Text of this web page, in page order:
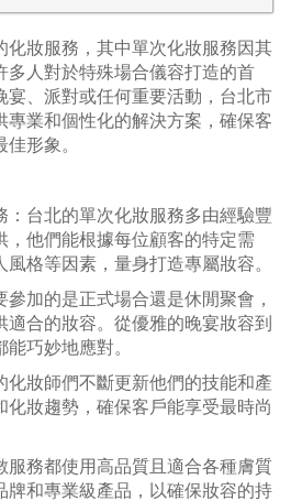
化妝服務，其中單次化妝服務因其
多人對於特殊場合儀容打造的首
宴、派對或任何重要活動，台北市
專業和個性化的解決方案，確保客
形象。
：台北的單次化妝服務多由經驗豐
，他們能根據每位顧客的特定需
格等因素，量身打造專屬妝容。
加的是正式場合還是休閒聚會，
適合的妝容。從優雅的晚宴妝容到
巧妙地應對。
化妝師們不斷更新他們的技能和產
化妝趨勢，確保客戶能享受最時尚
服務都使用高品質且適合各種膚質
牌和專業級產品，以確保妝容的持